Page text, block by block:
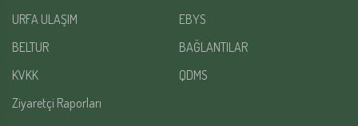
URFA ULAŞIM
EBYS
BELTUR
BAĞLANTILAR
KVKK
QDMS
Ziyaretçi Raporları